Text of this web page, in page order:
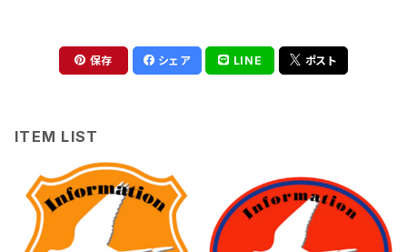
保存 シェア LINE ポスト
ITEM LIST